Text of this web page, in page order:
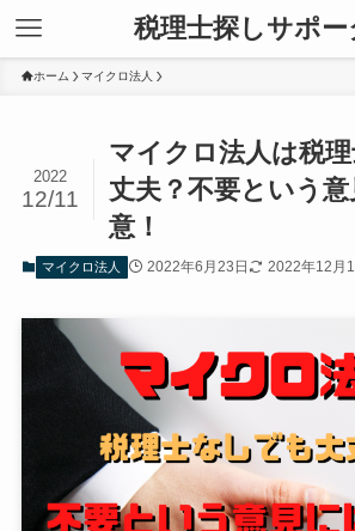
税理士探しサポー
ホーム マイクロ法人
マイクロ法人は税
丈夫？不要という
意！
2022
12/11
マイクロ法人 2022年6月23日 2022年12月